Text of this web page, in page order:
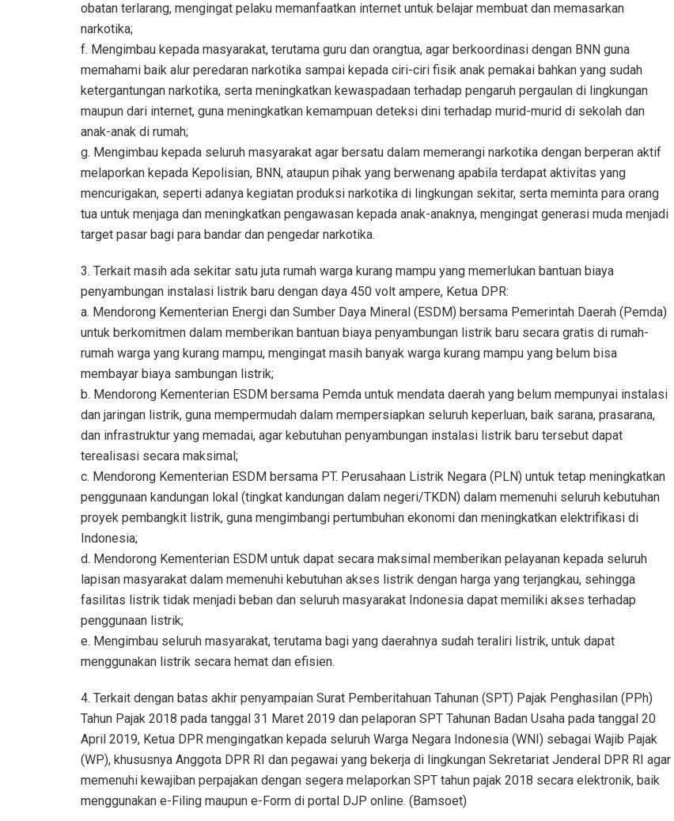
obatan terlarang, mengingat pelaku memanfaatkan internet untuk belajar membuat dan memasarkan
narkotika;
f. Mengimbau kepada masyarakat, terutama guru dan orangtua, agar berkoordinasi dengan BNN guna
memahami baik alur peredaran narkotika sampai kepada ciri-ciri fisik anak pemakai bahkan yang sudah
ketergantungan narkotika, serta meningkatkan kewaspadaan terhadap pengaruh pergaulan di lingkungan
maupun dari internet, guna meningkatkan kemampuan deteksi dini terhadap murid-murid di sekolah dan
anak-anak di rumah;
g. Mengimbau kepada seluruh masyarakat agar bersatu dalam memerangi narkotika dengan berperan aktif
melaporkan kepada Kepolisian, BNN, ataupun pihak yang berwenang apabila terdapat aktivitas yang
mencurigakan, seperti adanya kegiatan produksi narkotika di lingkungan sekitar, serta meminta para orang
tua untuk menjaga dan meningkatkan pengawasan kepada anak-anaknya, mengingat generasi muda menjadi
target pasar bagi para bandar dan pengedar narkotika.
3. Terkait masih ada sekitar satu juta rumah warga kurang mampu yang memerlukan bantuan biaya
penyambungan instalasi listrik baru dengan daya 450 volt ampere, Ketua DPR:
a. Mendorong Kementerian Energi dan Sumber Daya Mineral (ESDM) bersama Pemerintah Daerah (Pemda)
untuk berkomitmen dalam memberikan bantuan biaya penyambungan listrik baru secara gratis di rumah-
rumah warga yang kurang mampu, mengingat masih banyak warga kurang mampu yang belum bisa
membayar biaya sambungan listrik;
b. Mendorong Kementerian ESDM bersama Pemda untuk mendata daerah yang belum mempunyai instalasi
dan jaringan listrik, guna mempermudah dalam mempersiapkan seluruh keperluan, baik sarana, prasarana,
dan infrastruktur yang memadai, agar kebutuhan penyambungan instalasi listrik baru tersebut dapat
terealisasi secara maksimal;
c. Mendorong Kementerian ESDM bersama PT. Perusahaan Listrik Negara (PLN) untuk tetap meningkatkan
penggunaan kandungan lokal (tingkat kandungan dalam negeri/TKDN) dalam memenuhi seluruh kebutuhan
proyek pembangkit listrik, guna mengimbangi pertumbuhan ekonomi dan meningkatkan elektrifikasi di
Indonesia;
d. Mendorong Kementerian ESDM untuk dapat secara maksimal memberikan pelayanan kepada seluruh
lapisan masyarakat dalam memenuhi kebutuhan akses listrik dengan harga yang terjangkau, sehingga
fasilitas listrik tidak menjadi beban dan seluruh masyarakat Indonesia dapat memiliki akses terhadap
penggunaan listrik;
e. Mengimbau seluruh masyarakat, terutama bagi yang daerahnya sudah teraliri listrik, untuk dapat
menggunakan listrik secara hemat dan efisien.
4. Terkait dengan batas akhir penyampaian Surat Pemberitahuan Tahunan (SPT) Pajak Penghasilan (PPh)
Tahun Pajak 2018 pada tanggal 31 Maret 2019 dan pelaporan SPT Tahunan Badan Usaha pada tanggal 20
April 2019, Ketua DPR mengingatkan kepada seluruh Warga Negara Indonesia (WNI) sebagai Wajib Pajak
(WP), khususnya Anggota DPR RI dan pegawai yang bekerja di lingkungan Sekretariat Jenderal DPR RI agar
memenuhi kewajiban perpajakan dengan segera melaporkan SPT tahun pajak 2018 secara elektronik, baik
menggunakan e-Filing maupun e-Form di portal DJP online. (Bamsoet)